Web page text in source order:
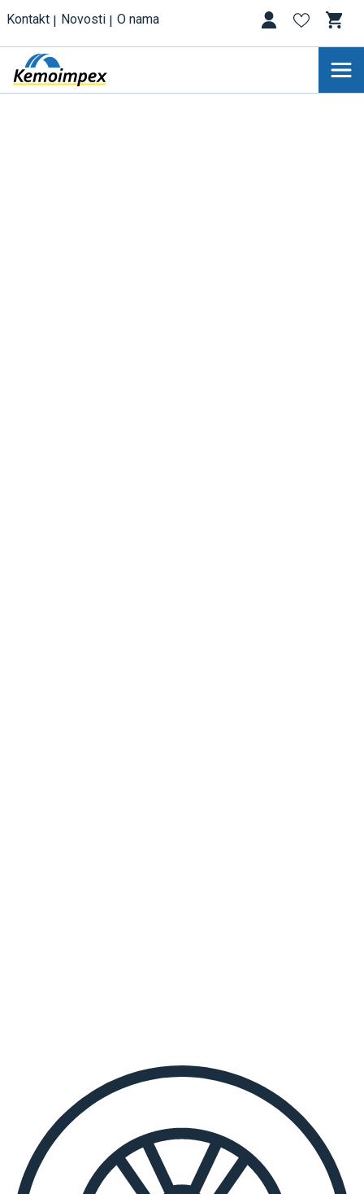
Kontakt Novosti O nama